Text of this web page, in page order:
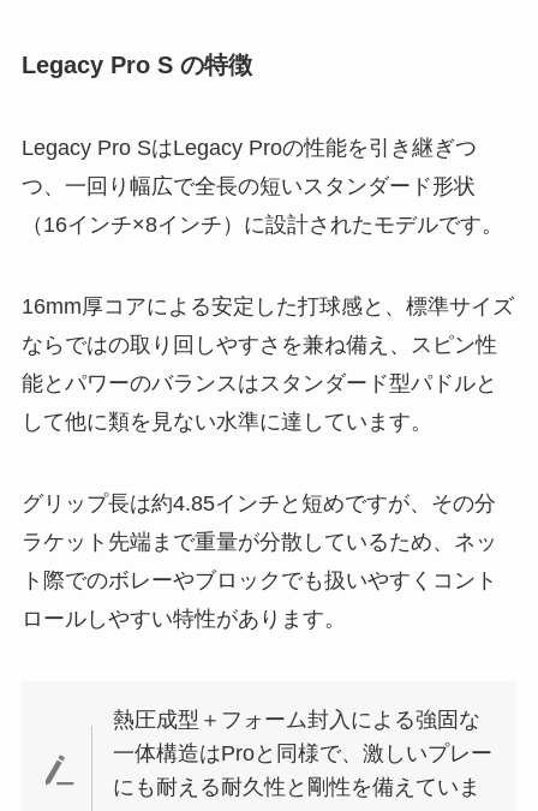
Legacy Pro S の特徴
Legacy Pro SはLegacy Proの性能を引き継ぎつ
つ、一回り幅広で全長の短いスタンダード形状
（16インチ×8インチ）に設計されたモデルです。
16mm厚コアによる安定した打球感と、標準サイズ
ならではの取り回しやすさを兼ね備え、スピン性
能とパワーのバランスはスタンダード型パドルと
して他に類を見ない水準に達しています。
グリップ長は約4.85インチと短めですが、その分
ラケット先端まで重量が分散しているため、ネッ
ト際でのボレーやブロックでも扱いやすくコント
ロールしやすい特性があります。
熱圧成型＋フォーム封入による強固な
一体構造はProと同様で、激しいプレー
にも耐える耐久性と剛性を備えていま